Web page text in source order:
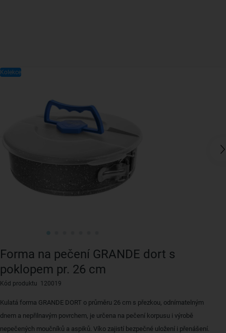
Forma na pečení GRANDE dort s
poklopem pr. 26 cm
Kód produktu 120019
Kulatá forma GRANDE DORT o průměru 26 cm s přezkou, odnímatelným
dnem a nepřilnavým povrchem, je určena na pečení korpusu i výrobě
nepečených moučníků a aspiků. Víko zajistí bezpečné uložení i přenášení.
Kolekce